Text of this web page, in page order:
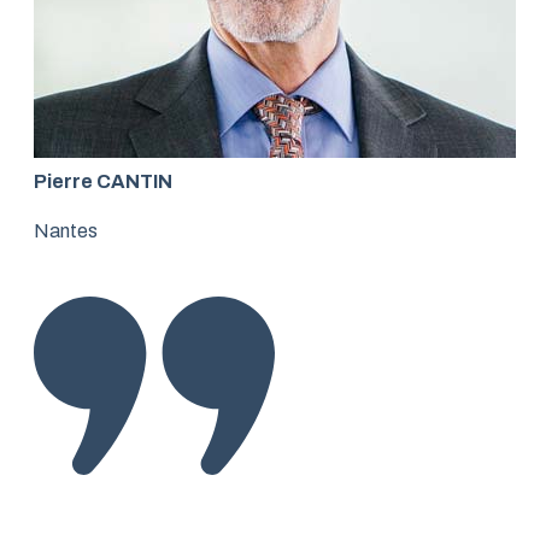
Pierre CANTIN
Nantes